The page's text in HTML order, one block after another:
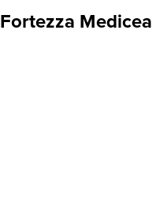
Fortezza Medicea